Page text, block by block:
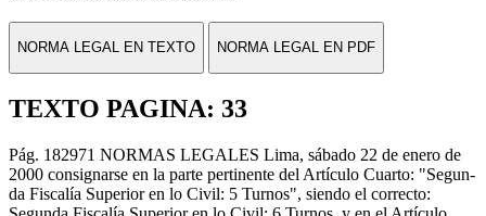
NORMA LEGAL EN TEXTO NORMA LEGAL EN PDF
TEXTO PAGINA: 33
Pág. 182971 NORMAS LEGALES Lima, sábado 22 de enero de
2000 consignarse en la parte pertinente del Artículo Cuarto: "Segun-
da Fiscalía Superior en lo Civil: 5 Turnos", siendo el correcto: